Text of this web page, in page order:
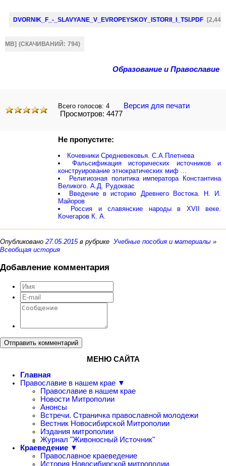
DVORNIK_F_-_SLAVYANE_V_EVROPEYSKOY_ISTORII_I_TSI.PDF [2,44
MB] (CКАЧИВАНИЙ: 794)
Образование и Православие
Всего голосов: 4
Версия для печати
Просмотров: 4477
Не пропустите:
Кочевники Средневековья. С.А.Плетнева
Фальсификация исторических источников и
конструирование этнократических миф ...
Религиозная политика императора Константина
Великого. А.Д. Рудоквас
Введение в историю Древнего Востока. Н. И.
Майоров
Россия и славянские народы в XVII веке.
Кочегаров К. А.
Опубликовано 27.05.2015в рубрике Учебные пособия и материалы »
Всеобщая история
Добавление комментария
Отправить комментарий
МЕНЮ САЙТА
Главная
Православие в нашем крае ▼
Православие в нашем крае
Новости Митрополии
Анонсы
Встречи. Страничка православной молодежи
Вестник Новосибирской Митрополии
Издания митрополии
Журнал "Живоносный Источник"
Краеведение ▼
Православное краеведение
История Новосибирской митрополии